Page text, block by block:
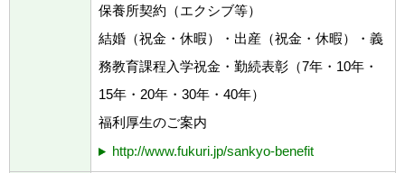
保養所契約（エクシブ等）
結婚（祝金・休暇）・出産（祝金・休暇）・義
務教育課程入学祝金・勤続表彰（7年・10年・
15年・20年・30年・40年）
福利厚生のご案内
http://www.fukuri.jp/sankyo-benefit